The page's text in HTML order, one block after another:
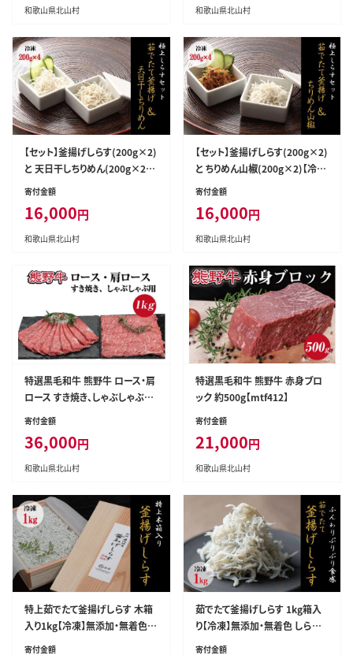
和歌山県北山村 和歌山県北山村
【セット】釜揚げしらす(200g×2)
と 天日干しちりめん(200g×2)
【冷凍】無添加・無着色 しらす シ
ん【mar104】
寄付金額
16,000円
和歌山県北山村
【セット】釜揚げしらす(200g×2)
と ちりめん山椒(200g×2)【冷
凍】無添加・無着色 しらす シラス
ar106】
寄付金額
16,000円
和歌山県北山村
特選黒毛和牛 熊野牛 ロース・肩
ロース すき焼き、しゃぶしゃぶ用
約１kg【mtf404】
寄付金額
36,000円
和歌山県北山村
特選黒毛和牛 熊野牛 赤身ブロ
ック 約500g【mtf412】
寄付金額
21,000円
和歌山県北山村
特上茹でたて釜揚げしらす 木箱
入り1kg【冷凍】無添加・無着色
しらす シラス 釜揚げ 冷凍【mar
寄付金額
茹でたて釜揚げしらす 1kg箱入
り【冷凍】無添加・無着色 しらす
シラス 釜揚げ 冷凍【mar112】
寄付金額